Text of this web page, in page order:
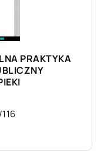
PRAKTYKA